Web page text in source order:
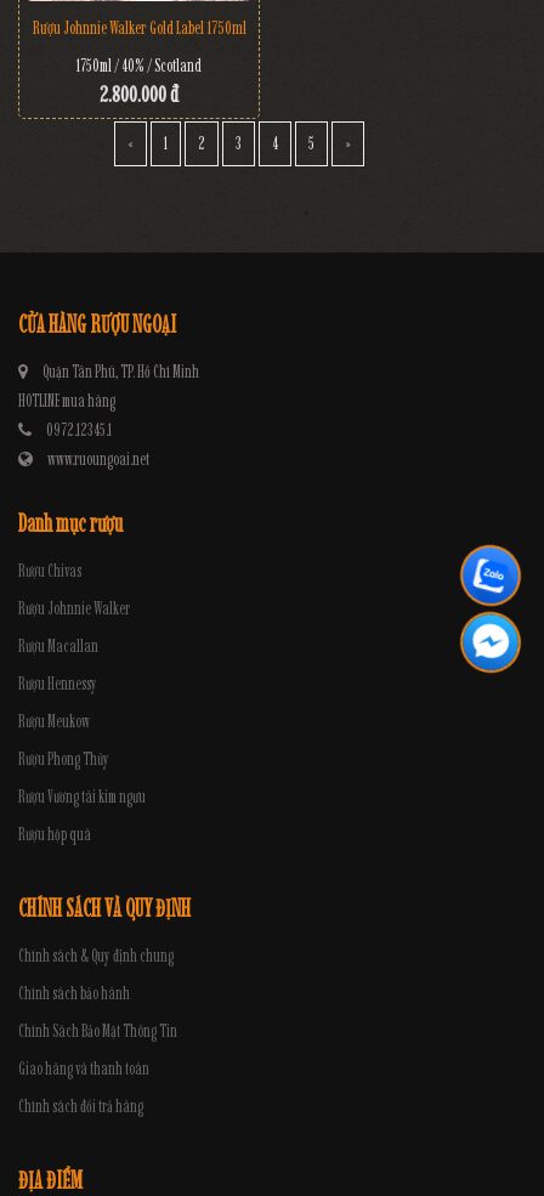
Rượu Johnnie Walker Gold Label 1750ml
1750ml / 40% / Scotland
2.800.000 đ
« 1 2 3 4 5 »
CỬA HÀNG RƯỢU NGOẠI
Quận Tân Phú, TP. Hồ Chí Minh
HOTLINE mua hàng
0972.12345.1
www.ruoungoai.net
Danh mục rượu
Rượu Chivas
Rượu Johnnie Walker
Rượu Macallan
Rượu Hennessy
Rượu Meukow
Rượu Phong Thủy
Rượu Vương tài kim ngưu
Rượu hộp quà
CHÍNH SÁCH VÀ QUY ĐỊNH
Chính sách & Quy định chung
Chính sách bảo hành
Chính Sách Bảo Mật Thông Tin
Giao hàng và thanh toán
Chính sách đổi trả hàng
ĐỊA ĐIỂM